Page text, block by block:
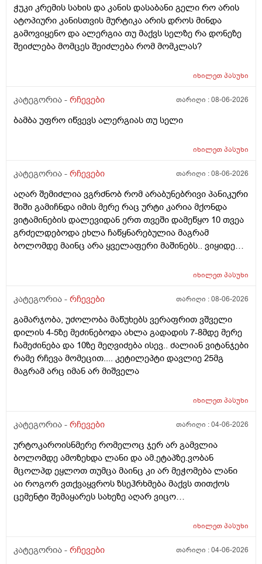
ტესტი დიდი დიდი გამოყაროს ხო?
ჭუკი კრემის სახის და კანის დასაბანი გელი რო არის
ატოპიური კანისთვის მურტიკა არის დროს მინდა
გამოვიყენო და ალერგია თუ მაქვს სელზე რა დონეზე
შეიძლება მომცეს შეიძლება რომ მომკლას?
იხილეთპასუხი
კატეგორია - რჩევები თარიღი :08-06-2026
ბამბა უფრო იწვევს ალერგიას თუ სელი
იხილეთპასუხი
კატეგორია - რჩევები თარიღი :08-06-2026
აღარ შემიძლია ვგრძნობ რომ არაბუნებრივი პანიკური
შიში გამიჩნდა იმის მერე რაც ურტი კარია მქონდა
ვიტამინების დალევიდან ერთ თვეში დამეწყო 10 თვეა
გრძელდებოდა ეხლა ჩაწყნარებულია მაგრამ
ბოლომდე მაინც არა ყველაფერი მაშინებს.. ვიყიდე
არა.მაშონ ანაფილაქსია ხომ არ მექმება?
ცუდათ ვხდებინშოშოსგან მარტო მაშინებს ეს
ონტელექტოც ანაფილაქსიას ახსენებს სულ დამამე
როზა
იხილეთპასუხი
კატეგორია - რჩევები თარიღი :08-06-2026
გამარჯობა, უძოლობა მაწუხებს ვერაფრით ვშველი
დილის 4-5ზე მეძინებოდა ახლა გადადის 7-8მდე მერე
ჩამეძინება და 10ზე მეღვიძება ისევ.. ძალიან ვიტანჯები
რამე რჩევა მომეცით.... კეტილეპტი დავლიე 25მგ
მაგრამ არც იმან არ მიშველა
იხილეთპასუხი
კატეგორია - რჩევები თარიღი :04-06-2026
ურტოკაროისნმერე რომელოც ჯერ არ გამვლია
ბოლომდე ამოზეხდა ლანი და ამ.ეტაპზე.ვობან
მცოლპდ ეყლოთ თუმცა მაინც კი არ მეჭომება ლანი
აი როგორ ვთქვაყვროს ზსეჰრხმება მაქვს თითქოს
ცემენტი შემაყარეს სახეზე აღარ ვიცო
წვალებაშო..სულ ბავშობიდან დღემდე ალისა საპონს
2036წელს.ვეღარ ბხმღობ.მცპლპდნეყალოც კი ესეთ
იხილეთპასუხი
კატეგორია - რჩევები თარიღი :04-06-2026